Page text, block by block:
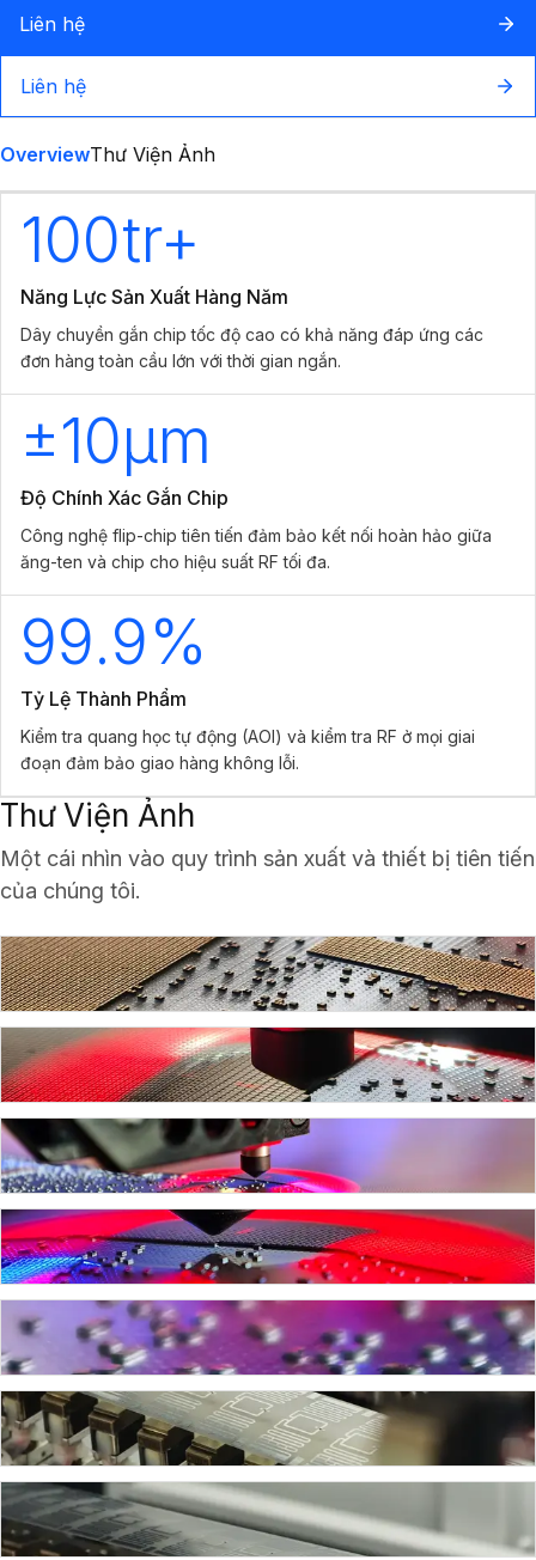
Liên hệ
Liên hệ
OverviewThư Viện Ảnh
100tr+
Năng Lực Sản Xuất Hàng Năm
Dây chuyền gắn chip tốc độ cao có khả năng đáp ứng các
đơn hàng toàn cầu lớn với thời gian ngắn.
±10µm
Độ Chính Xác Gắn Chip
Công nghệ flip-chip tiên tiến đảm bảo kết nối hoàn hảo giữa
ăng-ten và chip cho hiệu suất RF tối đa.
99.9%
Tỷ Lệ Thành Phẩm
Kiểm tra quang học tự động (AOI) và kiểm tra RF ở mọi giai
đoạn đảm bảo giao hàng không lỗi.
Thư Viện Ảnh
Một cái nhìn vào quy trình sản xuất và thiết bị tiên tiến
của chúng tôi.